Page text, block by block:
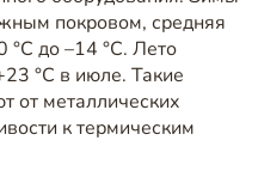
покровом, средняя
до –14 °C. Лето
°C в июле. Такие
от металлических
к термическим